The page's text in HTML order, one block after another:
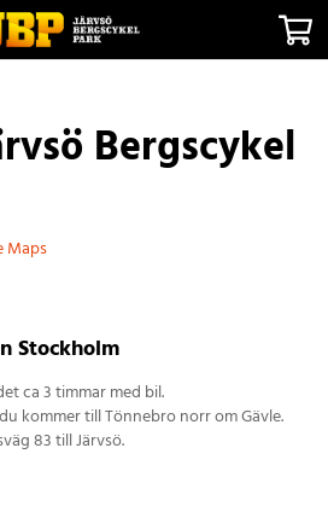
Bergscykel
Maps
Stockholm
ca 3 timmar med bil.
kommer till Tönnebro norr om Gävle.
83 till Järvsö.